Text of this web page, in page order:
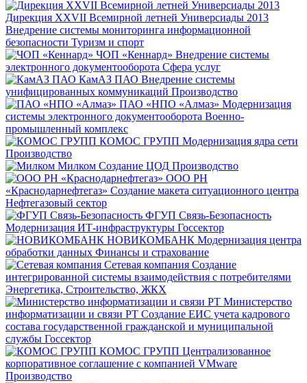
Дирекция XXVII Всемирной летней Универсиады 2013
Внедрение системы мониторинга информационной
безопасности Туризм и спорт
ЧОП «Кеннард» Внедрение системы
электронного документооборота Сфера услуг
КамАЗ ПАО Внедрение системы
унифицированных коммуникаций Производство
ПАО «НПО «Алмаз» Модернизация
системы электронного документооборота Военно-
промышленный комплекс
КОМОС ГРУПП Модернизация ядра сети
Производство
Милком Создание ЦОД Производство
ООО РН
«Краснодарнефтегаз» Создание макета ситуационного центра
Нефтегазовый сектор
ФГУП Связь-Безопасность
Модернизация ИТ-инфраструктуры Госсектор
НОВИКОМБАНК Модернизация центра
обработки данных Финансы и страхование
Сетевая компания Создание
интегрированной системы взаимодействия с потребителями
Энергетика, Строительство, ЖКХ
Министерство
информатизации и связи РТ Создание ЕИС учета кадрового
состава государственной гражданской и муниципальной
службы Госсектор
КОМОС ГРУПП Централизованное
корпоративное соглашение с компанией VMware
Производство